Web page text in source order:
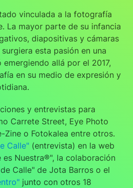
vinculada a la fotografía
La mayor parte de su infancia
diapositivas y cámaras
esta pasión en una
allá por el 2017,
en su medio de expresión y
y entrevistas para
Carrete Street, Eye Photo
Zine o Fotokalea entre otros.
Calle" (entrevista) en la web
Nuestra®", la colaboración
Calle" de Jota Barros o el
junto con otros 18